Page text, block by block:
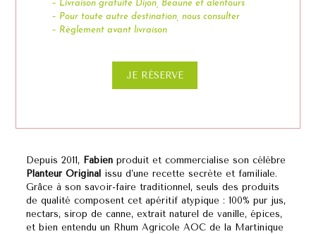
– Livraison gratuite Dijon, Beaune et alentours
– Pour toute autre destination, nous consulter
– Règlement avant livraison
JE RÉSERVE
Depuis 2011, Fabienproduit et commercialise son célèbre
Planteur Original issu d’une recette secrète et familiale.
Grâce à son savoir-faire traditionnel, seuls des produits
de qualité composent cet apéritif atypique : 100% pur jus,
nectars, sirop de canne, extrait naturel de vanille, épices,
et bien entendu un Rhum Agricole AOC de la Martinique